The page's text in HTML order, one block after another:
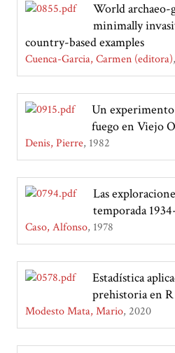
World archaeo-
minimally
country-based examples
Cuenca-Garcia, Carmen (editora)
Un
fuego en Viejo
Denis, Pierre 1982
Las
temporada
Caso, Alfonso 1978
Estadística
prehistoria en
Modesto Mata, Mario 2020